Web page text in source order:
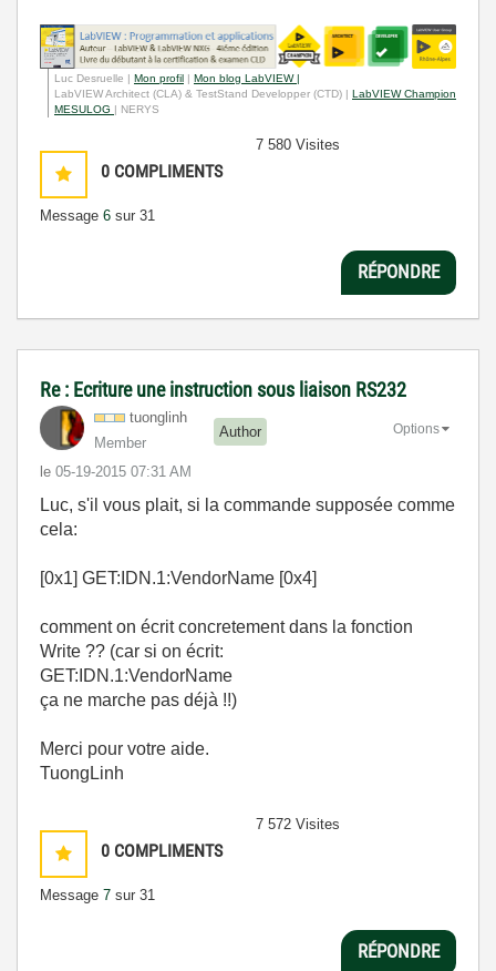
Luc Desruelle | Mon profil | Mon blog LabVIEW |
LabVIEW Architect (CLA) & TestStand Developper (CTD) | LabVIEW Champion
MESULOG | NERYS
0 COMPLIMENTS
Message 6 sur 31
7 580 Visites
RÉPONDRE
Re : Ecriture une instruction sous liaison RS232
tuonglinh
Member
Author
le ‎05-19-2015 07:31 AM
Options
Luc, s'il vous plait, si la commande supposée comme
cela:
[0x1] GET:IDN.1:VendorName [0x4]
comment on écrit concretement dans la fonction
Write ?? (car si on écrit:
GET:IDN.1:VendorName
ça ne marche pas déjà !!)
Merci pour votre aide.
TuongLinh
0 COMPLIMENTS
Message 7 sur 31
7 572 Visites
RÉPONDRE